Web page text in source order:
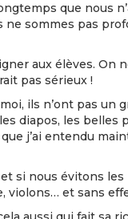
que nous
ne sommes pas
aux élèves.
pas sérieux !
moi, ils n’ont pas un
diapos, les
j’ai entendu
si nous évitons
violons… et sans